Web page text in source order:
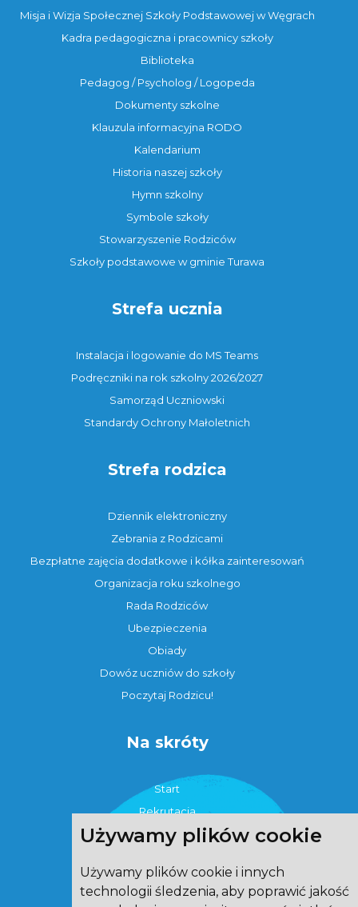
Używamy plików cookie
Używamy plików cookie i innych
technologii śledzenia, aby poprawić jakość
Misja i Wizja Społecznej Szkoły Podstawowej w Węgrach
Kadra pedagogiczna i pracownicy szkoły
Biblioteka
Pedagog / Psycholog / Logopeda
Dokumenty szkolne
Klauzula informacyjna RODO
Kalendarium
Historia naszej szkoły
Hymn szkolny
Symbole szkoły
Stowarzyszenie Rodziców
Szkoły podstawowe w gminie Turawa
Strefa ucznia
Instalacja i logowanie do MS Teams
Podręczniki na rok szkolny 2026/2027
Samorząd Uczniowski
Standardy Ochrony Małoletnich
Strefa rodzica
Dziennik elektroniczny
Zebrania z Rodzicami
Bezpłatne zajęcia dodatkowe i kółka zainteresowań
Organizacja roku szkolnego
Rada Rodziców
Ubezpieczenia
Obiady
Dowóz uczniów do szkoły
Poczytaj Rodzicu!
Na skróty
Start
Rekrutacja
Strefa ucznia
Strefa rodzica
eTwinning